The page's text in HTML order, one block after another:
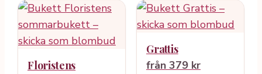
Floristens
Grattis
från 379 kr